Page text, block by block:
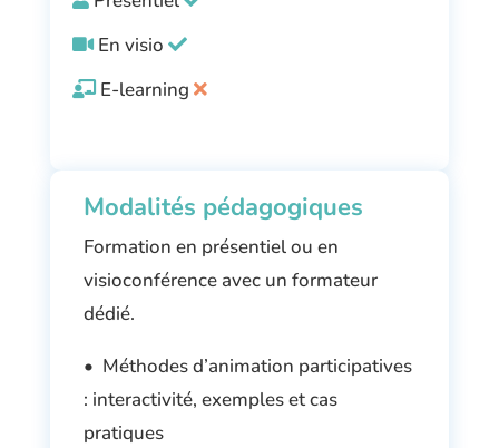
En visio
E-learning
Modalités pédagogiques
Formation en présentiel ou en
visioconférence avec un formateur
dédié.
• Méthodes d’animation participatives
: interactivité, exemples et cas
pratiques